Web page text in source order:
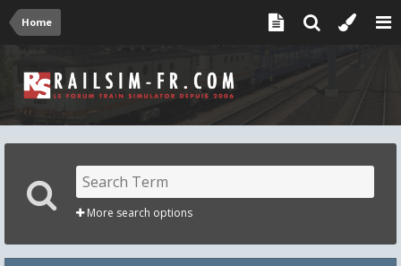
Home
More search options